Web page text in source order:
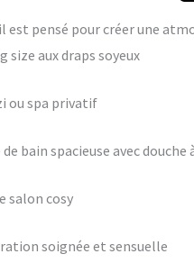
est pensé pour créer une
size aux draps soyeux
ou spa privatif
bain spacieuse avec douche
salon cosy
soignée et sensuelle